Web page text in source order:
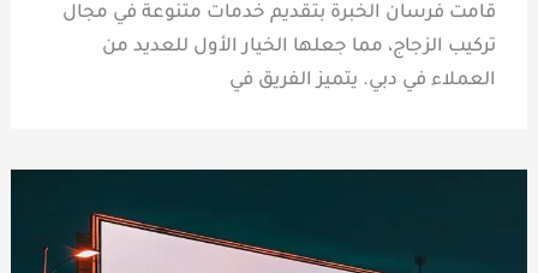
قامت فرسان الخبرة بتقديم خدمات متنوعة في مجال
تركيب الزجاج، مما جعلها الخيار الأول للعديد من
العملاء في دبي. يتميز الفريق في